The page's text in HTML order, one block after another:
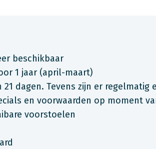
beschikbaar
1 jaar (april-maart)
dagen. Tevens zijn er regelmatig
en voorwaarden op moment
voorstoelen